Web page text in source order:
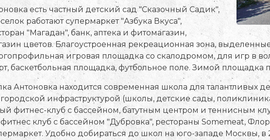
есть частный детский сад "Сказочный Садик",
работают супермаркет "Азбука Вкуса",
"Магадан", банк, аптека и фитомагазин,
цветов. Благоустроенная рекреационная зона,
игровая площадка со скалодромом, для игр в
баскетбольная площадка, футбольное поле. Зимой площадка
Антоновка находится современная школа для талантливых
инфраструктурой (школы, детские сады,
фитнес-клуб с бассейном, батутным центром и теннисным
фитнес клуб с бассейном "Дубровка", рестораны Somemeat,
Удобно добираться до школ на юго-западе Москвы,